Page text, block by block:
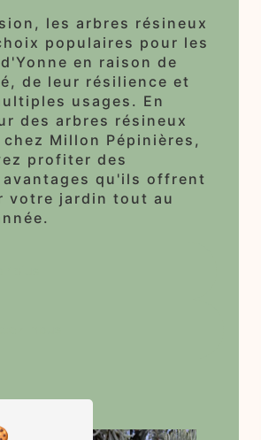
les arbres résineux
populaires pour les
en raison de
de leur résilience et
usages. En
des arbres résineux
Millon Pépinières,
profiter des
avantages qu'ils offrent
votre jardin tout au